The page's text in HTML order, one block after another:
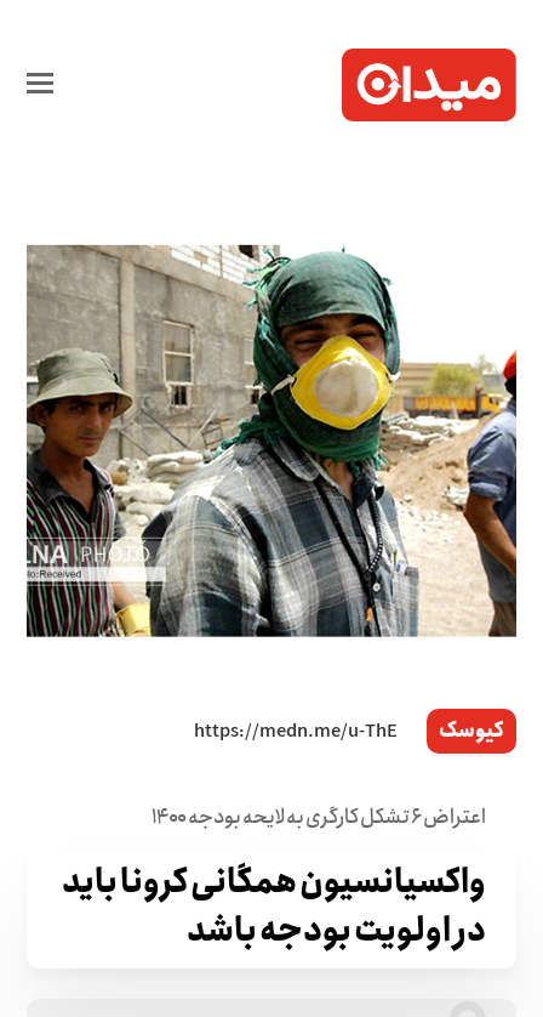
کیوسک
اعتراض ۶ تشکل کارگری به لایحه بودجه ۱۴۰۰
واکسیانسیون همگانی کرونا باید
در اولویت بودجه باشد